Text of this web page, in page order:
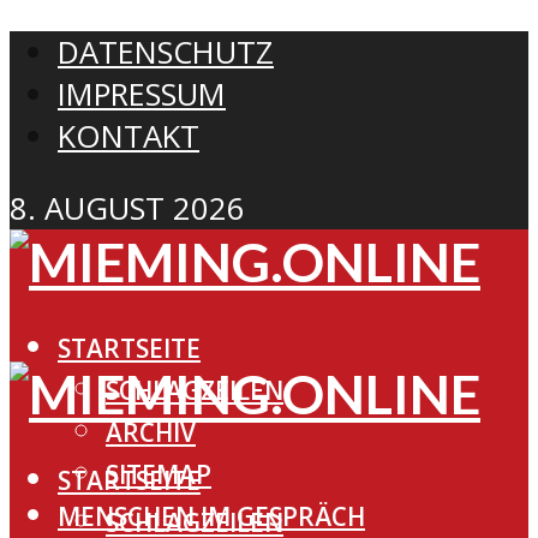
DATENSCHUTZ
IMPRESSUM
KONTAKT
8. AUGUST 2026
STARTSEITE
SCHLAGZEILEN
ARCHIV
SITEMAP
MENSCHEN IM GESPRÄCH
STARTSEITE
SCHLAGZEILEN